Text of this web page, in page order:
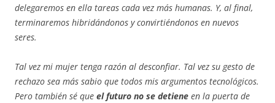
delegaremos en ella tareas cada vez más humanas. Y, al final,
terminaremos hibridándonos y convirtiéndonos en nuevos
seres.
Tal vez mi mujer tenga razón al desconfiar. Tal vez su gesto de
rechazo sea más sabio que todos mis argumentos tecnológicos.
Pero también sé que el futuro no se detiene en la puerta de